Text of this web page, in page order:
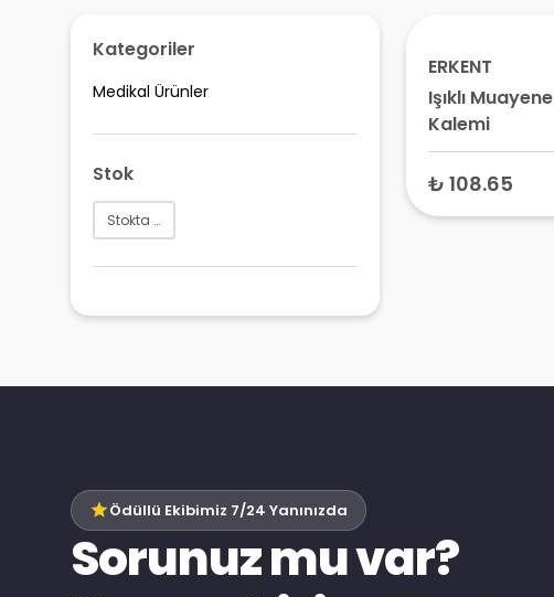
Kategoriler
Medikal Ürünler
Stok
Stokta Var
ERKENT
Işıklı Muayene
Kalemi
₺ 108.65
Ödüllü Ekibimiz 7/24 Yanınızda
Sorunuz mu var?